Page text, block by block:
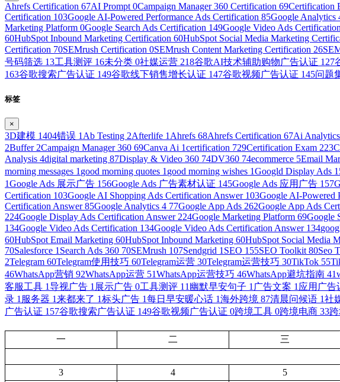
Ahrefs Certification 67AI Prompt 0Campaign Manager 360 Certification 69Certification
Certification 103Google AI-Powered Performance Ads Certification 85Google Analytics
Marketing Platform 0Google Search Ads Certification 149Google Video Ads Certification
60HubSpot Inbound Marketing Certification 60HubSpot Social Media Marketing
Certification 70SEMrush Certification 0SEMrush Content Marketing Certification 26
号码筛选 13工具测评 16未分类 0社媒运营 218谷歌AI技术辅助购物广告认证 127
163谷歌搜索广告认证 149谷歌线下销售增长认证 147谷歌视频广告认证 145问题
标签
×
3D建模 1404错误 1 Ab Testing 2Afterlife 1 Ahrefs 68Ahrefs Certification 67Ai Analytics
2Buffer 2Campaign Manager 360 69Canva Ai 1certification 729Certification Exam 223
Analysis 4digital marketing 87Display & Video 360 74DV360 74ecommerce 5Email
morning messages 1 good morning quotes 1 good morning wishes 1Googld Display Ads
1Google Ads 展示广告 156Google Ads 广告素材认证 145Google Ads 应用广告 157
Certification 103Google AI Shopping Ads Certification Answer 103Google AI-Powered
Certification Answer85Google Analytics 4 77Google App Ads 262Google App Ads
224Google Display Ads Certification Answer 224Google Marketing Platform 69Google
134Google Video Ads Certification 134Google Video Ads Certification Answer 134
60HubSpot Email Marketing 60HubSpot Inbound Marketing 60HubSpot Social Media
70Salesforce 1 Search Ads 360 70SEMrush 107Sendgrid 1 SEO 155SEO Toolkit 80Seo
2Telegram 60Telegram使用技巧 60Telegram运营 30Telegram运营技巧 30TikTok 55
46WhatsApp营销 92WhatsApp运营 51WhatsApp运营技巧 46WhatsApp避坑指南 41
客服工具 1导视广告 1 展示广告 0工具测评 11 幽默早安句子 1 广告文案 1 应用广告
录 1 服务器 1来都来了 1标头广告 1每日早安暖心话 1海外跨境 87清晨问候语 1社
广告认证 157谷歌搜索广告认证 149谷歌视频广告认证 0跨境工具 0跨境电商 33
一
二 三
3
4 5